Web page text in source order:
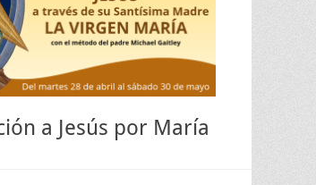
a Jesús por María